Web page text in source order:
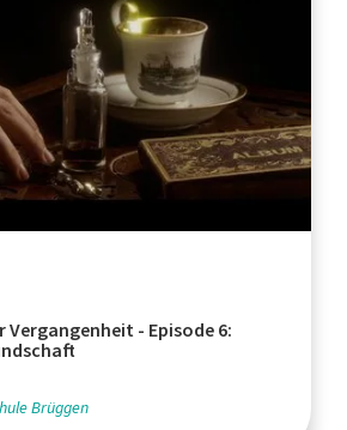
Vergangenheit - Episode 6:
Brüggen